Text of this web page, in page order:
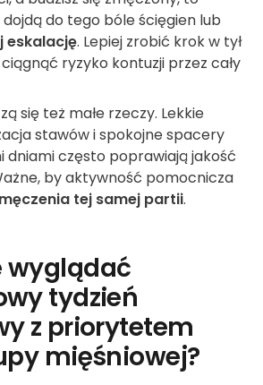
do tego bóle ścięgien lub
eskalację. Lepiej zrobić krok w tył
ryzyko kontuzji przez cały
się też małe rzeczy. Lekkie
stawów i spokojne spacery
dniami często poprawiają jakość
by aktywność pomocnicza
tej samej partii.
wyglądać
tydzień
z priorytetem
mięśniowej?